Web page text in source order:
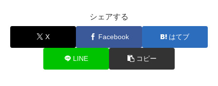
シェアする
X Facebook はてブ
LINE コピー